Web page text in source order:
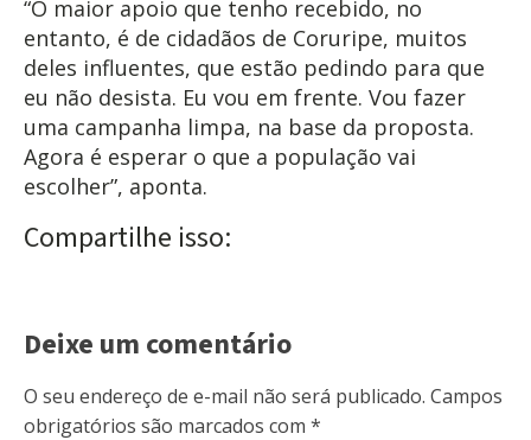
“O maior apoio que tenho recebido, no
entanto, é de cidadãos de Coruripe, muitos
deles influentes, que estão pedindo para que
eu não desista. Eu vou em frente. Vou fazer
uma campanha limpa, na base da proposta.
Agora é esperar o que a população vai
escolher”, aponta.
Compartilhe isso:
Deixe um comentário
O seu endereço de e-mail não será publicado. Campos
obrigatórios são marcados com *